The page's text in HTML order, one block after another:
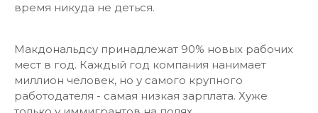
время никуда не деться.
Макдональдсу принадлежат 90% новых рабочих
мест в год. Каждый год компания нанимает
миллион человек, но у самого крупного
работодателя - самая низкая зарплата. Хуже